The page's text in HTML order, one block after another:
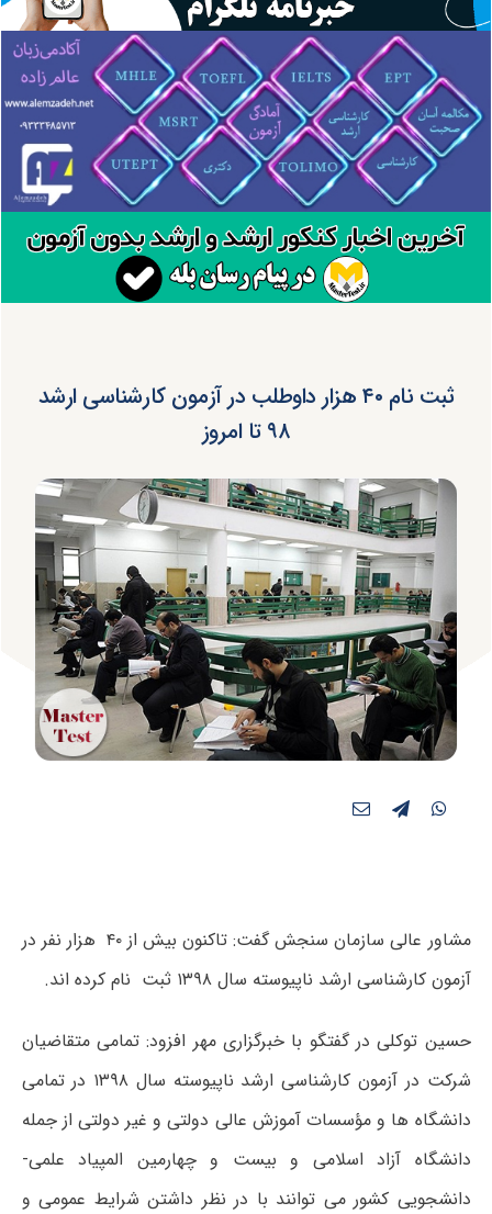
ثبت نام ۴۰ هزار داوطلب در آزمون کارشناسی ارشد
۹۸ تا امروز
مشاور عالی سازمان سنجش گفت: تاکنون بیش از ۴۰ هزار نفر در
آزمون کارشناسی ارشد ناپیوسته سال ۱۳۹۸ ثبت نام کرده اند.
حسین توکلی در گفتگو با خبرگزاری مهر افزود: تمامی متقاضیان
شرکت در آزمون کارشناسی ارشد ناپیوسته سال ۱۳۹۸ در تمامی
دانشگاه ها و مؤسسات آموزش عالی دولتی و غیر دولتی از جمله
دانشگاه آزاد اسلامی و بیست و چهارمین المپیاد علمی-
دانشجویی کشور می توانند با در نظر داشتن شرایط عمومی و